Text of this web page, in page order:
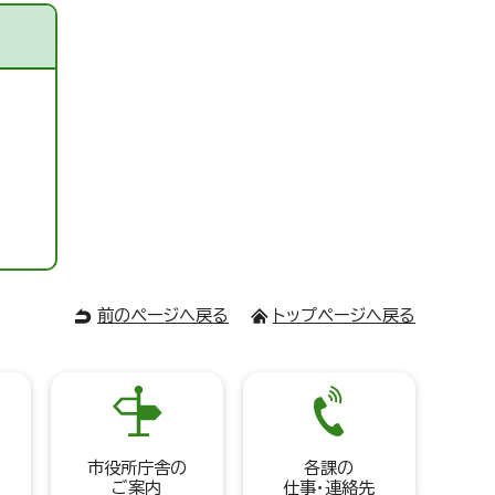
前のページへ戻る トップページへ戻る
市役所庁舎の
ご案内
各課の
仕事・連絡先